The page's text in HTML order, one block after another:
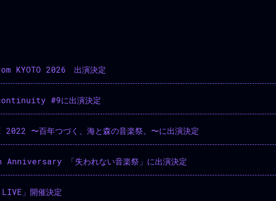
KYOTO 2026 出演決定
#9に出演決定
〜百年つづく、海と森の音楽祭。〜に出演決定
「失われない音楽祭」に出演決定
」開催決定